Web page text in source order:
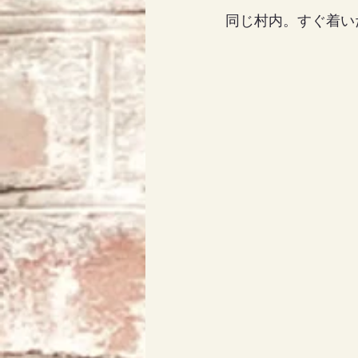
同じ村内。すぐ着